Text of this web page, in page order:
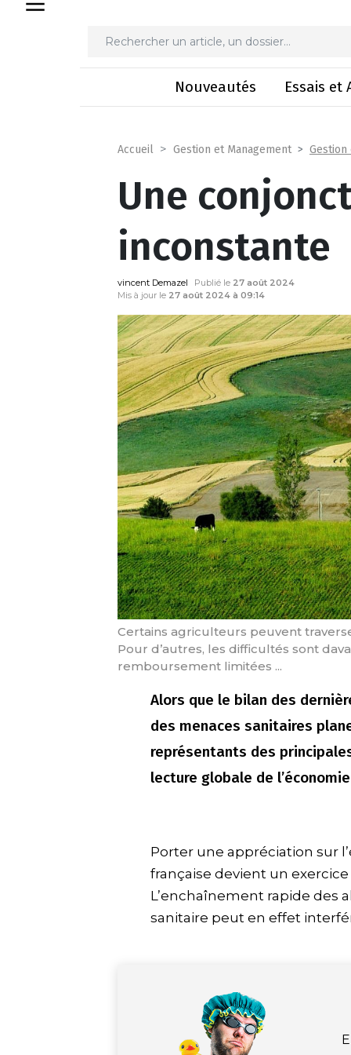
Nouveautés Essais et
Accueil Gestion et Management Gestion
Une
inconstante
vincent Demazel Publié le 27 août 2024
Mis à jour le 27 août 2024 à 09:14
Certains agriculteurs peuvent
Pour d’autres, les difficultés sont
remboursement limitées ...
Alors que le bilan des
des menaces sanitaires
représentants des
lecture globale de
Porter une appréciation sur
française devient un
L’enchaînement rapide des
sanitaire peut en effet